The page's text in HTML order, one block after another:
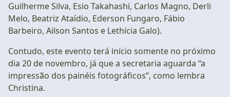
Guilherme Silva, Esio Takahashi, Carlos Magno, Derli
Melo, Beatriz Ataídio, Ederson Fungaro, Fábio
Barbeiro, Ailson Santos e Lethicia Galo).
Contudo, este evento terá início somente no próximo
dia 20 de novembro, já que a secretaria aguarda “a
impressão dos painéis fotográficos”, como lembra
Christina.